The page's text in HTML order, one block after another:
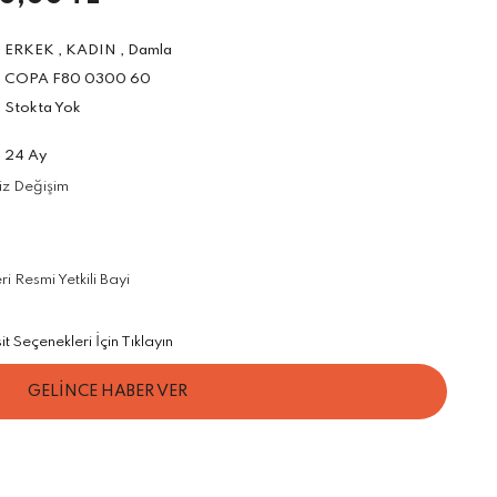
ERKEK , KADIN , Damla
COPA F80 0300 60
Stokta Yok
24 Ay
Değişim
Resmi Yetkili Bayi
İçin Tıklayın
GELİNCE HABER VER